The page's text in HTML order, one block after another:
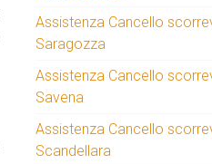
Assistenza Cancello
Saragozza
Assistenza Cancello
Savena
Assistenza Cancello
Scandellara